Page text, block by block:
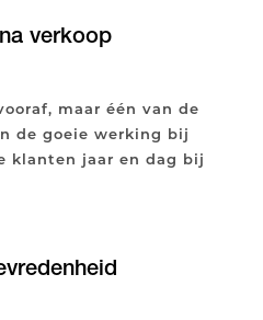
verkoop
maar één van de
de goeie werking bij
klanten jaar en dag bij